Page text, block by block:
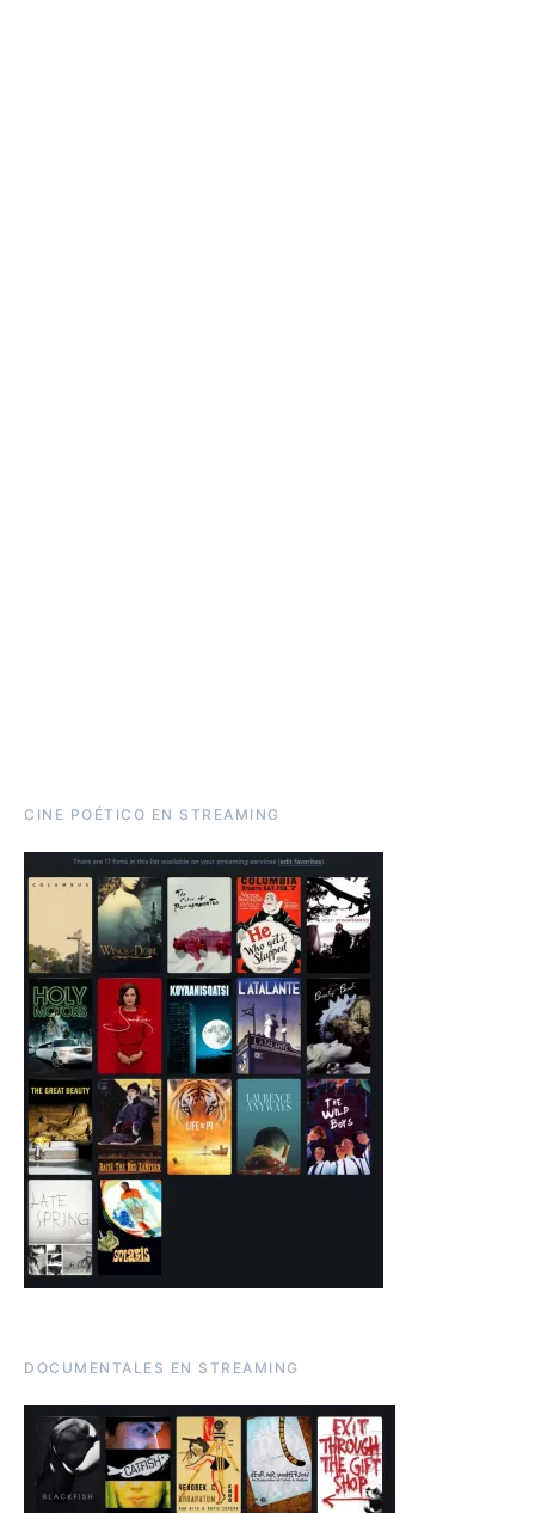
CINE POÉTICO EN STREAMING
DOCUMENTALES EN STREAMING